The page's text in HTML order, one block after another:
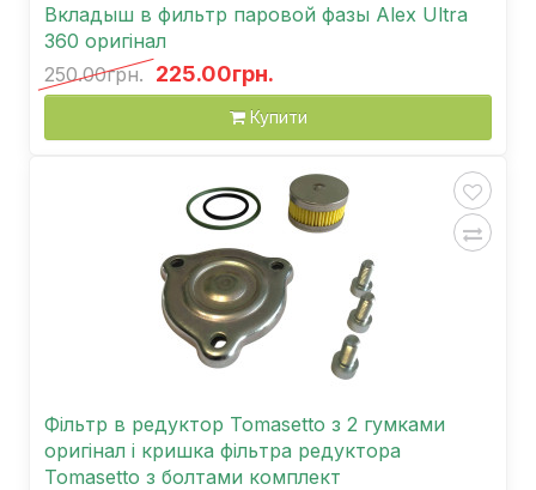
Вкладыш в фильтр паровой фазы Аlex Ultra
360 оригінал
250.00грн. 225.00грн.
Купити
Фільтр в редуктор Tomasetto з 2 гумками
оригінал і кришка фільтра редуктора
Tomasetto з болтами комплект